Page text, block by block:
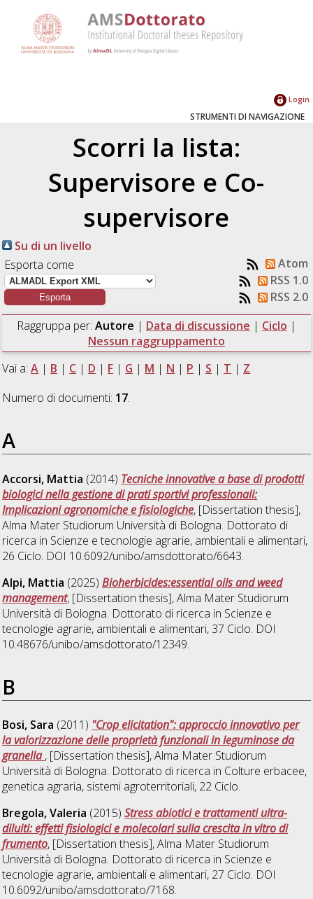
Login
STRUMENTI DI NAVIGAZIONE
Scorri la lista:
Supervisore e Co-
supervisore
Su di un livello
Esporta come
Atom
RSS 1.0
RSS 2.0
Raggruppa per: Autore | Data di discussione | Ciclo |
Nessun raggruppamento
Vai a:A | B | C | D | F | G | M | N | P | S | T | Z
Numero di documenti: 17.
A
Accorsi, Mattia (2014) Tecniche innovative a base di prodotti
biologici nella gestione di prati sportivi professionali:
Implicazioni agronomiche e fisiologiche, [Dissertation thesis],
Alma Mater Studiorum Università di Bologna. Dottorato di
ricerca in Scienze e tecnologie agrarie, ambientali e alimentari,
26 Ciclo. DOI 10.6092/unibo/amsdottorato/6643.
Alpi, Mattia (2025)Bioherbicides:essential oils and weed
management, [Dissertation thesis], Alma Mater Studiorum
Università di Bologna. Dottorato di ricerca in Scienze e
tecnologie agrarie, ambientali e alimentari, 37 Ciclo. DOI
10.48676/unibo/amsdottorato/12349.
B
Bosi, Sara (2011) "Crop elicitation": approccio innovativo per
la valorizzazione delle proprietà funzionali in leguminose da
granella, [Dissertation thesis], Alma Mater Studiorum
Università di Bologna. Dottorato di ricerca in Colture erbacee,
genetica agraria, sistemi agroterritoriali, 22 Ciclo.
Bregola, Valeria (2015)Stress abiotici e trattamenti ultra-
diluiti: effetti fisiologici e molecolari sulla crescita in vitro di
frumento, [Dissertation thesis], Alma Mater Studiorum
Università di Bologna. Dottorato di ricerca in Scienze e
tecnologie agrarie, ambientali e alimentari, 27 Ciclo. DOI
10.6092/unibo/amsdottorato/7168.